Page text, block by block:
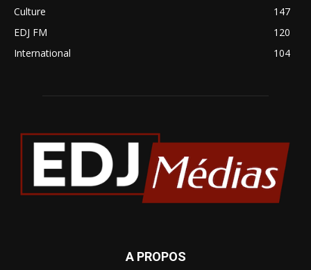
Culture
147
EDJ FM
120
International
104
A PROPOS